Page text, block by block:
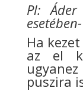
Pl: Áder
Ha
az el
puszira